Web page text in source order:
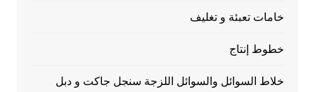
خامات تعبئة و تغليف
خطوط إنتاج
خلاط السوائل والسوائل اللزجة سنجل جاكت و دبل